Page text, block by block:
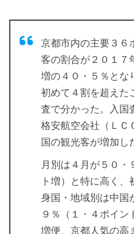
京都市内の主要３６
客の割合が２０１７
増の４０・５％とな
初めて４割を超えた
査で分かった。入国
格安航空会社（ＬＣ
国の観光客が増加し
月別は４月が５０・
ト増）と特に高く
身国・地域別は中国
９％（１・４ポイン
増便、京都人気の高